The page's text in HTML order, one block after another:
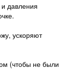
давления
ускоряют
(чтобы не были